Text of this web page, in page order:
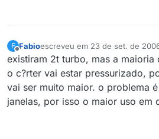
F
Offline
Fabioescreveu em 23 de set. de
última edição por
existiram 2t turbo, mas a maioria
o c?rter vai estar pressurizado,
vai ser muito maior. o problema
janelas, por isso o maior uso em